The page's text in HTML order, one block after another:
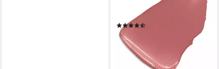
mit cremiger Textur, kein
Verlaufen
9,99 €
(2.081,25 €/ 1 kg)
lieferbar - in 2-3 Werktagen bei dir
+4